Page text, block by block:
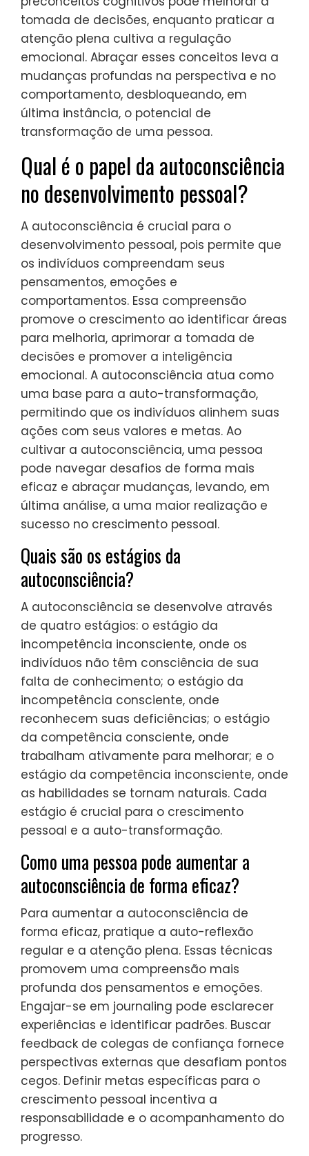
tomada de decisões, enquanto praticar a
atenção plena cultiva a regulação
emocional. Abraçar esses conceitos leva a
mudanças profundas na perspectiva e no
comportamento, desbloqueando, em
última instância, o potencial de
transformação de uma pessoa.
Qual é o papel da autoconsciência
no desenvolvimento pessoal?
A autoconsciência é crucial para o
desenvolvimento pessoal, pois permite que
os indivíduos compreendam seus
pensamentos, emoções e
comportamentos. Essa compreensão
promove o crescimento ao identificar áreas
para melhoria, aprimorar a tomada de
decisões e promover a inteligência
emocional. A autoconsciência atua como
uma base para a auto-transformação,
permitindo que os indivíduos alinhem suas
ações com seus valores e metas. Ao
cultivar a autoconsciência, uma pessoa
pode navegar desafios de forma mais
eficaz e abraçar mudanças, levando, em
última análise, a uma maior realização e
sucesso no crescimento pessoal.
Quais são os estágios da
autoconsciência?
A autoconsciência se desenvolve através
de quatro estágios: o estágio da
incompetência inconsciente, onde os
indivíduos não têm consciência de sua
falta de conhecimento; o estágio da
incompetência consciente, onde
reconhecem suas deficiências; o estágio
da competência consciente, onde
trabalham ativamente para melhorar; e o
estágio da competência inconsciente, onde
as habilidades se tornam naturais. Cada
estágio é crucial para o crescimento
pessoal e a auto-transformação.
Como uma pessoa pode aumentar a
autoconsciência de forma eficaz?
Para aumentar a autoconsciência de
forma eficaz, pratique a auto-reflexão
regular e a atenção plena. Essas técnicas
promovem uma compreensão mais
profunda dos pensamentos e emoções.
Engajar-se em journaling pode esclarecer
experiências e identificar padrões. Buscar
feedback de colegas de confiança fornece
perspectivas externas que desafiam pontos
cegos. Definir metas específicas para o
crescimento pessoal incentiva a
responsabilidade e o acompanhamento do
progresso.